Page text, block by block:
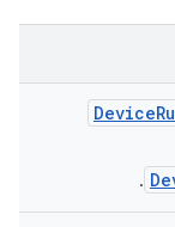
Device
.